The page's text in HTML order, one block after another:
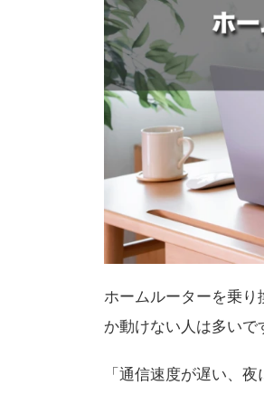
ホームルーターを乗
か動けない人は多いで
「通信速度が遅い、